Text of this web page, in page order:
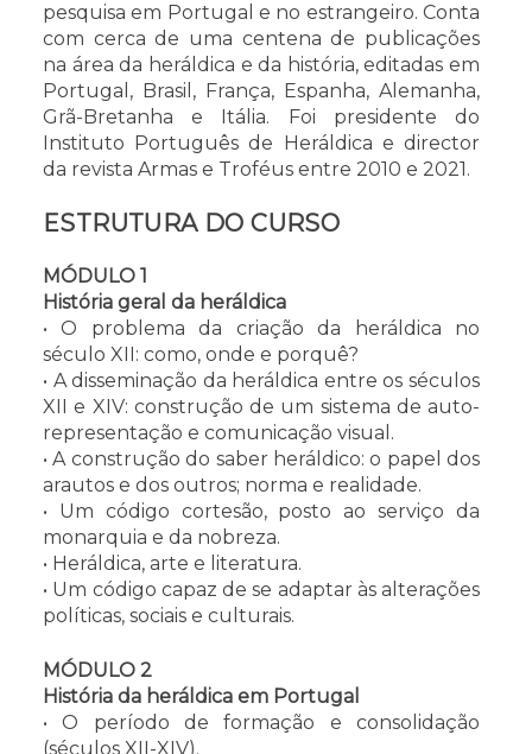
pesquisa em Portugal e no estrangeiro. Conta
com cerca de uma centena de publicações
na área da heráldica e da história, editadas em
Portugal, Brasil, França, Espanha, Alemanha,
Grã-Bretanha e Itália. Foi presidente do
Instituto Português de Heráldica e director
da revista Armas e Troféus entre 2010 e 2021.
ESTRUTURA DO CURSO
MÓDULO 1
História geral da heráldica
• O problema da criação da heráldica no
século XII: como, onde e porquê?
• A disseminação da heráldica entre os séculos
XII e XIV: construção de um sistema de auto-
representação e comunicação visual.
• A construção do saber heráldico: o papel dos
arautos e dos outros; norma e realidade.
• Um código cortesão, posto ao serviço da
monarquia e da nobreza.
• Heráldica, arte e literatura.
• Um código capaz de se adaptar às alterações
políticas, sociais e culturais.
MÓDULO 2
História da heráldica em Portugal
• O período de formação e consolidação
(séculos XII-XIV).